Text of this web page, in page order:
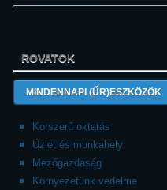
ROVATOK
MINDENNAPI (ŰR)ESZKÖZÖK
Korszerű oktatás
Üzlet és munkahely
Mezőgazdaság
Környezetünk védelme